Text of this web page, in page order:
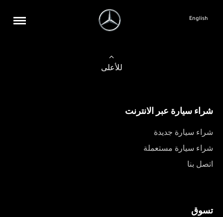
English
للأعلى
شراء سيارة عبر الانترنت
شراء سيارة جديدة
شراء سيارة مستعملة
اتصل بنا
تسوق